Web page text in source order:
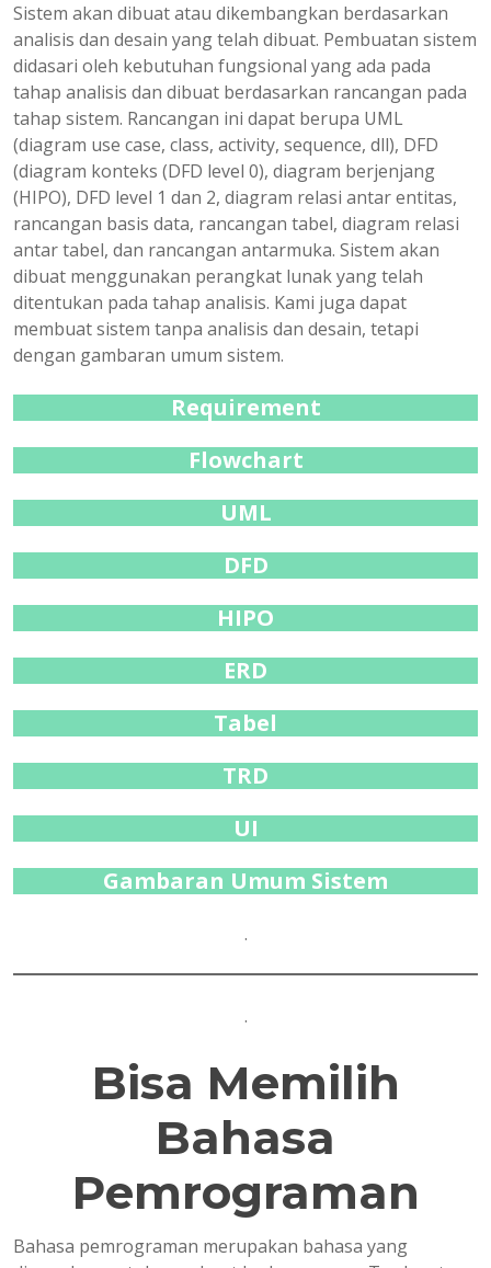
Sistem akan dibuat atau dikembangkan berdasarkan
analisis dan desain yang telah dibuat. Pembuatan sistem
didasari oleh kebutuhan fungsional yang ada pada
tahap analisis dan dibuat berdasarkan rancangan pada
tahap sistem. Rancangan ini dapat berupa UML
(diagram use case, class, activity, sequence, dll), DFD
(diagram konteks (DFD level 0), diagram berjenjang
(HIPO), DFD level 1 dan 2, diagram relasi antar entitas,
rancangan basis data, rancangan tabel, diagram relasi
antar tabel, dan rancangan antarmuka. Sistem akan
dibuat menggunakan perangkat lunak yang telah
ditentukan pada tahap analisis. Kami juga dapat
membuat sistem tanpa analisis dan desain, tetapi
dengan gambaran umum sistem.
Requirement
Flowchart
UML
DFD
HIPO
ERD
Tabel
TRD
UI
Gambaran Umum Sistem
.
.
Bisa Memilih
Bahasa
Pemrograman
Bahasa pemrograman merupakan bahasa yang